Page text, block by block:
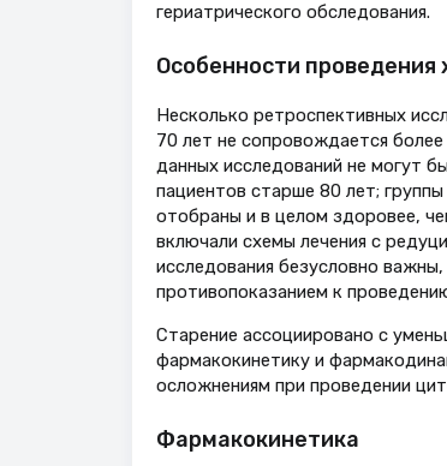
гериатрического обследования.
Особенности
Несколько ретроспективных
70 лет не сопровождается
данных исследований не могут
пациентов старше 80 лет;
отобраны и в целом здоровее,
включали схемы лечения с
исследования безусловно
противопоказанием к
Старение ассоциировано с
фармакокинетику и
осложнениям при проведении
Фармакокинетика